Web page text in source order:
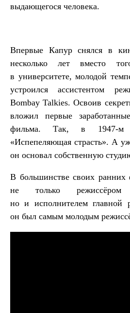
выдающегося человека.
Впервые Капур снялся в
несколько лет вместо
в университете, молодой
устроился ассистентом
Bombay Talkies. Освоив
вложил первые
фильма. Так, в 1947-м
«Испепеляющая страсть». А
он основал собственную
В большинстве своих
не только
но и исполнителем главной
он был самым молодым